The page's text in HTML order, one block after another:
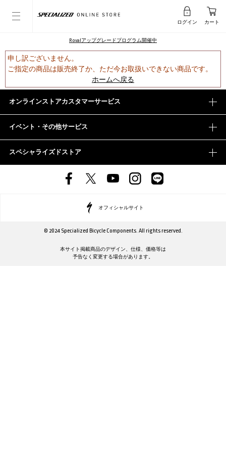
ログイン カート
Rovalアップグレードプログラム開催中
申し訳ございません。
ご指定の商品は販売終了か、ただ今お取扱いできない商品です。
ホームへ戻る
オンラインストアカスタマーサービス
イベント・その他サービス
スペシャライズドストア
オフィシャルサイト
© 2024 Specialized Bicycle Components. All rights reserved.
本サイト掲載商品のデザイン、仕様、価格等は
予告なく変更する場合があります。